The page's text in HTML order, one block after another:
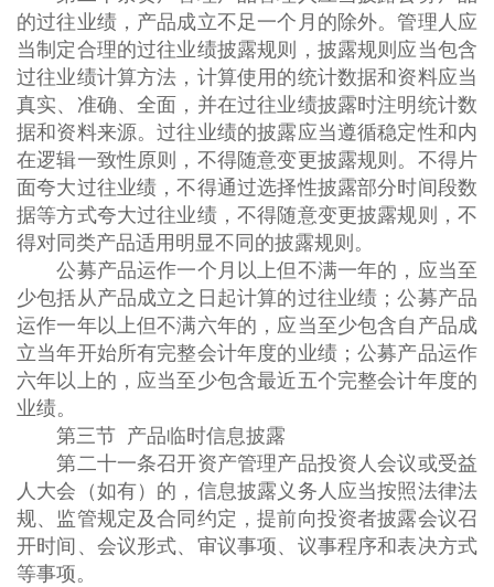
的过往业绩，产品成立不足一个月的除外。管理人应
当制定合理的过往业绩披露规则，披露规则应当包含
过往业绩计算方法，计算使用的统计数据和资料应当
真实、准确、全面，并在过往业绩披露时注明统计数
据和资料来源。过往业绩的披露应当遵循稳定性和内
在逻辑一致性原则，不得随意变更披露规则。不得片
面夸大过往业绩，不得通过选择性披露部分时间段数
据等方式夸大过往业绩，不得随意变更披露规则，不
得对同类产品适用明显不同的披露规则。
公募产品运作一个月以上但不满一年的，应当至
少包括从产品成立之日起计算的过往业绩；公募产品
运作一年以上但不满六年的，应当至少包含自产品成
立当年开始所有完整会计年度的业绩；公募产品运作
六年以上的，应当至少包含最近五个完整会计年度的
业绩。
第三节 产品临时信息披露
第二十一条召开资产管理产品投资人会议或受益
人大会（如有）的，信息披露义务人应当按照法律法
规、监管规定及合同约定，提前向投资者披露会议召
开时间、会议形式、审议事项、议事程序和表决方式
等事项。